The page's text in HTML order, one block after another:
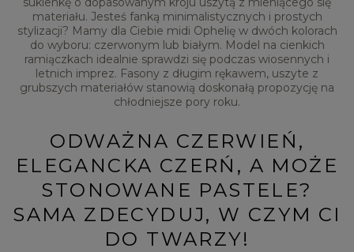
materiału. Jesteś fanką minimalistycznych i prostych
stylizacji? Mamy dla Ciebie midi Ophelię w dwóch kolorach
do wyboru: czerwonym lub białym. Model na cienkich
ramiączkach idealnie sprawdzi się podczas wiosennych i
letnich imprez. Fasony z długim rękawem, uszyte z
grubszych materiałów stanowią doskonałą propozycję na
chłodniejsze pory roku.
ODWAŻNA CZERWIEŃ,
ELEGANCKA CZERŃ, A MOŻE
STONOWANE PASTELE?
SAMA ZDECYDUJ, W CZYM CI
DO TWARZY!